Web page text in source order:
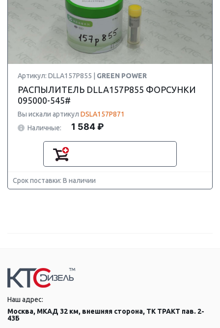
Артикул: DLLA157P855 | GREEN POWER
РАСПЫЛИТЕЛЬ DLLA157P855 ФОРСУНКИ
095000-545#
Вы искали артикул DSLA157P871
Наличные:
1 584 ₽
Срок поставки: В наличии
Наш адрес:
Москва, МКАД 32 км, внешняя сторона, ТК ТРАКТ пав. 2-
43Б